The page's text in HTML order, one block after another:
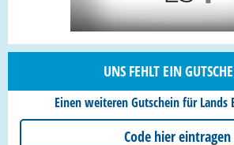
UNS FEHLT EIN
Einen weiteren Gutschein für Lands